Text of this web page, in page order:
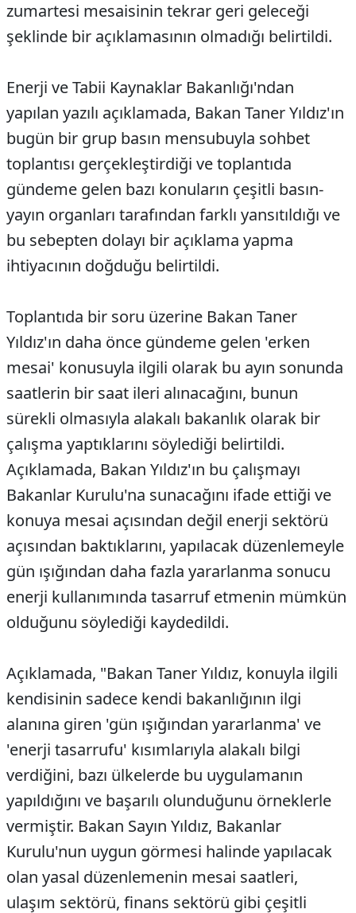
zumartesi mesaisinin tekrar geri geleceği
şeklinde bir açıklamasının olmadığı belirtildi.
Enerji ve Tabii Kaynaklar Bakanlığı'ndan
yapılan yazılı açıklamada, Bakan Taner Yıldız'ın
bugün bir grup basın mensubuyla sohbet
toplantısı gerçekleştirdiği ve toplantıda
gündeme gelen bazı konuların çeşitli basın-
yayın organları tarafından farklı yansıtıldığı ve
bu sebepten dolayı bir açıklama yapma
ihtiyacının doğduğu belirtildi.
Toplantıda bir soru üzerine Bakan Taner
Yıldız'ın daha önce gündeme gelen 'erken
mesai' konusuyla ilgili olarak bu ayın sonunda
saatlerin bir saat ileri alınacağını, bunun
sürekli olmasıyla alakalı bakanlık olarak bir
çalışma yaptıklarını söylediği belirtildi.
Açıklamada, Bakan Yıldız'ın bu çalışmayı
Bakanlar Kurulu'na sunacağını ifade ettiği ve
konuya mesai açısından değil enerji sektörü
açısından baktıklarını, yapılacak düzenlemeyle
gün ışığından daha fazla yararlanma sonucu
enerji kullanımında tasarruf etmenin mümkün
olduğunu söylediği kaydedildi.
Açıklamada, "Bakan Taner Yıldız, konuyla ilgili
kendisinin sadece kendi bakanlığının ilgi
alanına giren 'gün ışığından yararlanma' ve
'enerji tasarrufu' kısımlarıyla alakalı bilgi
verdiğini, bazı ülkelerde bu uygulamanın
yapıldığını ve başarılı olunduğunu örneklerle
vermiştir. Bakan Sayın Yıldız, Bakanlar
Kurulu'nun uygun görmesi halinde yapılacak
olan yasal düzenlemenin mesai saatleri,
ulaşım sektörü, finans sektörü gibi çeşitli